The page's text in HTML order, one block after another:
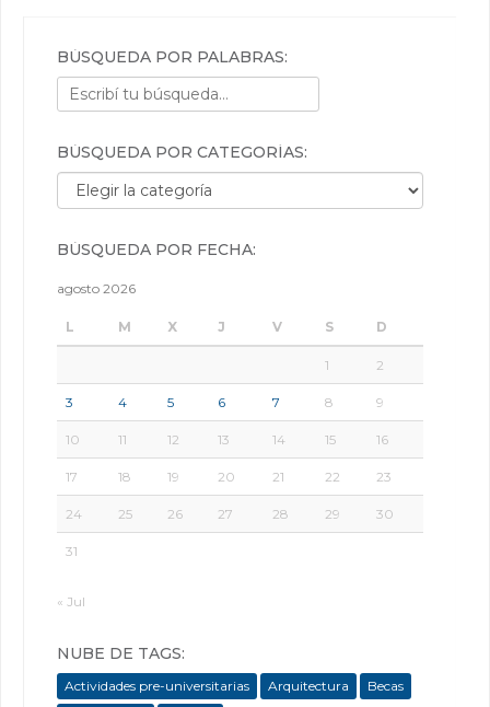
BÚSQUEDA POR PALABRAS:
BÚSQUEDA POR CATEGORÍAS:
Búsqueda por categorías:
BÚSQUEDA POR FECHA:
agosto 2026
L M X J V S D
1 2
3 4 5 6 7 8 9
10 11 12 13 14 15 16
17 18 19 20 21 22 23
24 25 26 27 28 29 30
31
« Jul
NUBE DE TAGS:
Actividades pre-universitarias Arquitectura
Becas